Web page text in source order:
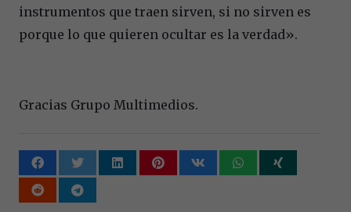
instrumentos que traen sirven, si no sirven es
porque lo que quieren ocultar es la verdad».
Gracias Grupo Multimedios.